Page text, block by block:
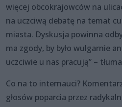
więcej obcokrajowców na
na uczciwą debatę na temat
miasta. Dyskusja powinna
ma zgody, by było wulgarnie
uczciwie u nas pracują” –
Co na to internauci?
głosów poparcia przez